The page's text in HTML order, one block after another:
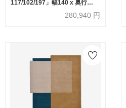
117/102/197」幅140 x 奥行
200cm 防炎【受注生産品】
FISCHBACHER 1819（フィッ
280,940 円